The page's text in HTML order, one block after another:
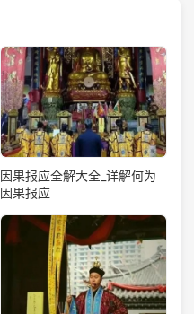
因果报应全解大全_详解何为
因果报应